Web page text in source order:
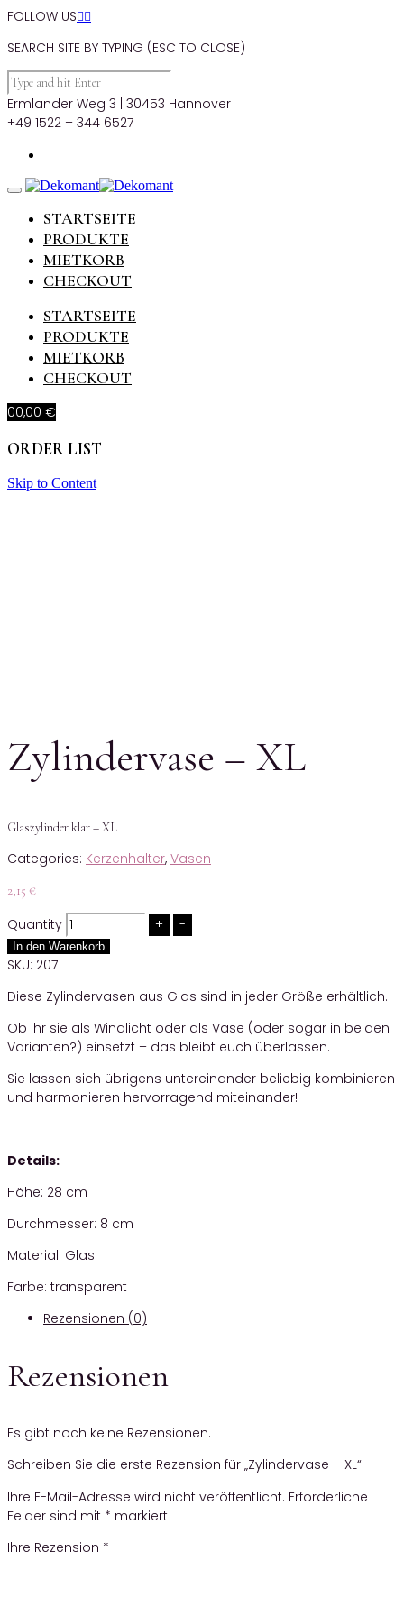
FOLLOW US
SEARCH SITE BY TYPING (ESC TO CLOSE)
Ermlander Weg 3 | 30453 Hannover
+49 1522 – 344 6527
STARTSEITE
PRODUKTE
MIETKORB
CHECKOUT
STARTSEITE
PRODUKTE
MIETKORB
CHECKOUT
00,00 €
ORDER LIST
Skip to Content
Zylindervase – XL
Glaszylinder klar – XL
Categories: Kerzenhalter, Vasen
2,15 €
Quantity
In den Warenkorb
SKU: 207
Diese Zylindervasen aus Glas sind in jeder Größe erhältlich.
Ob ihr sie als Windlicht oder als Vase (oder sogar in beiden
Varianten?) einsetzt – das bleibt euch überlassen.
Sie lassen sich übrigens untereinander beliebig kombinieren
und harmonieren hervorragend miteinander!
Details:
Höhe: 28 cm
Durchmesser: 8 cm
Material: Glas
Farbe: transparent
Rezensionen (0)
Rezensionen
Es gibt noch keine Rezensionen.
Schreiben Sie die erste Rezension für „Zylindervase – XL“
Ihre E-Mail-Adresse wird nicht veröffentlicht. Erforderliche
Felder sind mit * markiert
Ihre Rezension *